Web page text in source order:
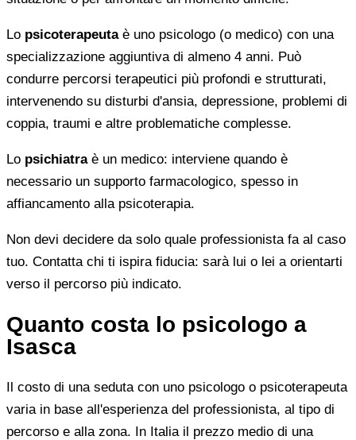
Lo psicoterapeutaè uno psicologo (o medico) con una
specializzazione aggiuntiva di almeno 4 anni. Può
condurre percorsi terapeutici più profondi e strutturati,
intervenendo su disturbi d'ansia, depressione, problemi di
coppia, traumi e altre problematiche complesse.
Lo psichiatraè un medico: interviene quando è
necessario un supporto farmacologico, spesso in
affiancamento alla psicoterapia.
Non devi decidere da solo quale professionista fa al caso
tuo. Contatta chi ti ispira fiducia: sarà lui o lei a orientarti
verso il percorso più indicato.
Quanto costa lo psicologo a
Isasca
Il costo di una seduta con uno psicologo o psicoterapeuta
varia in base all'esperienza del professionista, al tipo di
percorso e alla zona. In Italia il prezzo medio di una